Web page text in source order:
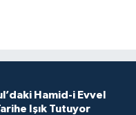
Hamid-i Evvel
Işık Tutuyor